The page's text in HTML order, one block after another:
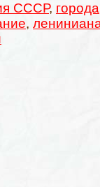
СССР, города
,